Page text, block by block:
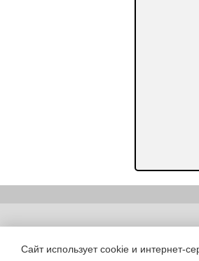
Сайт использует cookie и интернет-